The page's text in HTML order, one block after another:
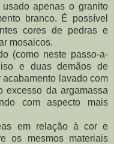
apenas o granito
branco. É possível
cores de pedras e
mosaicos.
(como neste passo-a-
e duas demãos de
lavado com
excesso da argamassa
com aspecto mais
em relação à cor e
os mesmos materiais